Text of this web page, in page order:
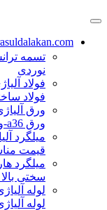
پرش
محتوا
نبشی فولادی-
تسمه
نوردی
فولاد
فولاد
ورق a36-ورق آلیاژی
میلگرد
قیمت
میلگرد
سختی
لوله
لوله